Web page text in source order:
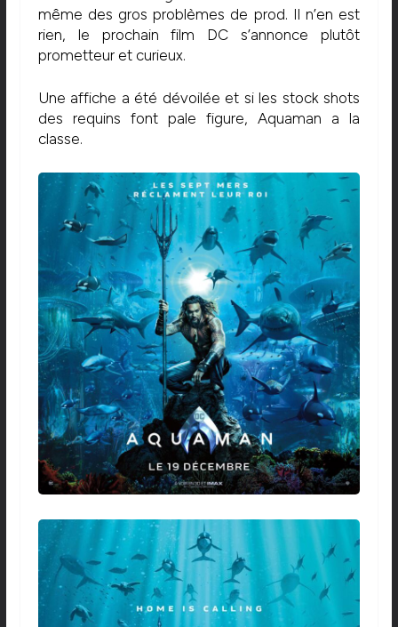
même des gros problèmes de prod. Il n’en est
rien, le prochain film DC s’annonce plutôt
prometteur et curieux.
Une affiche a été dévoilée et si les stock shots
des requins font pale figure, Aquaman a la
classe.